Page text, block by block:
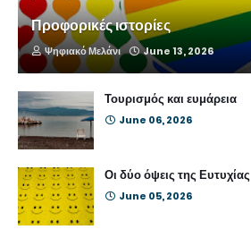
Προφορικές ιστορίες
Ψηφιακό Μελάνι June 13, 2026
Τουρισμός και ευμάρεια
June 06, 2026
Οι δύο όψεις της Ευτυχίας
June 05, 2026